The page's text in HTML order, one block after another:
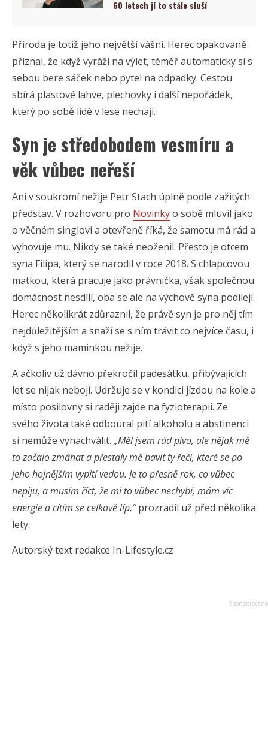
60 letech jí to stále sluší
Příroda je totiž jeho největší vášní. Herec opakovaně
přiznal, že když vyráží na výlet, téměř automaticky si s
sebou bere sáček nebo pytel na odpadky. Cestou
sbírá plastové lahve, plechovky i další nepořádek,
který po sobě lidé v lese nechají.
Syn je středobodem vesmíru a
věk vůbec neřeší
Ani v soukromí nežije Petr Stach úplně podle zažitých
představ. V rozhovoru pro Novinkyo sobě mluvil jako
o věčném singlovi a otevřeně říká, že samotu má rád a
vyhovuje mu. Nikdy se také neoženil. Přesto je otcem
syna Filipa, který se narodil v roce 2018. S chlapcovou
matkou, která pracuje jako právnička, však společnou
domácnost nesdílí, oba se ale na výchově syna podílejí.
Herec několikrát zdůraznil, že právě syn je pro něj tím
nejdůležitějším a snaží se s ním trávit co nejvíce času, i
když s jeho maminkou nežije.
A ačkoliv už dávno překročil padesátku, přibývajících
let se nijak nebojí. Udržuje se v kondici jízdou na kole a
místo posilovny si raději zajde na fyzioterapii. Ze
svého života také odboural pití alkoholu a abstinenci
si nemůže vynachválit. „Měl jsem rád pivo, ale nějak mě
to začalo zmáhat a přestaly mě bavit ty řeči, které se po
jeho hojnějším vypití vedou. Je to přesně rok, co vůbec
nepiju, a musím říct, že mi to vůbec nechybí, mám víc
energie a cítím se celkově líp,“prozradil už před několika
lety.
Autorský text redakce In-Lifestyle.cz